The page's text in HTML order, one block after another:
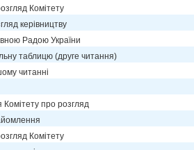
Комітету
керівництву
Радою України
таблицю (друге читання)
читанні
про розгляд
Комітету